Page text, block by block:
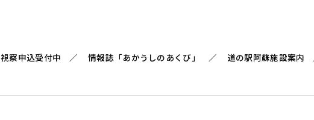
視察申込受付中 情報誌「あかうしのあくび」 道の駅阿蘇施設案内